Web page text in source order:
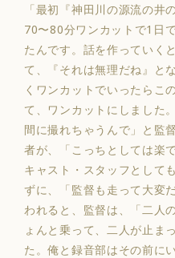
「最初『神田川の源流の井
70〜80分ワンカットで1日
たんです。話を作っていく
て、『それは無理だね』と
くワンカットでいったらこ
て、ワンカットにしました
間に撮れちゃうんで」と監
者が、「こっちとしては楽
キャスト・スタッフとして
ずに、「監督も走って大変
われると、監督は、「二人
ょんと乗って、二人が止ま
た。俺と録音部はその前に